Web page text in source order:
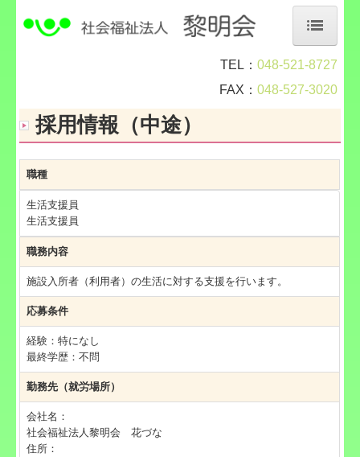
事業所紹介
よくある質問
情報公開・入札情報
お問合せ
採用情報（生活支援員・新卒）
採用情報（生活支援員・中途）
採用情報（生活支援員・パート）
採用情報（看護職員・中途）
TEL： 048-521-8727
FAX： 048-527-3020
採用情報（中途）
職種
生活支援員
生活支援員
職務内容
施設入所者（利用者）の生活に対する支援を行います。
応募条件
経験：特になし
最終学歴：不問
勤務先（就労場所）
会社名：
社会福祉法人黎明会 花づな
住所：